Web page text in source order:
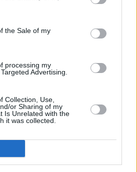
Sus preferencias se aplicarán
de nuevo en este sitio web o
de privacidad.
the Sale of my
processing my
Advertising.
Collection, Use,
or Sharing of my
Is Unrelated with the
it was collected.